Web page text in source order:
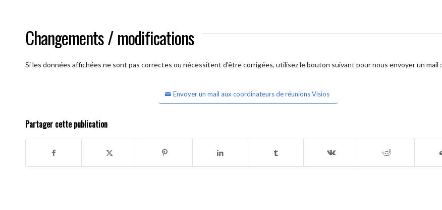
Changements / modifications
Si les données affichées ne sont pas correctes ou nécessitent d'être corrigées, utilisez le bouton suivant pour nous envoyer un mail :
Envoyer un mail aux coordinateurs de réunions Visios
Partager cette publication